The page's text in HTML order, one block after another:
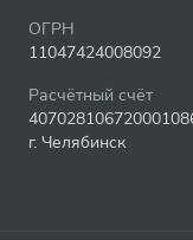
ОГРН
11047424008092
Расчётный счёт
г. Челябинск